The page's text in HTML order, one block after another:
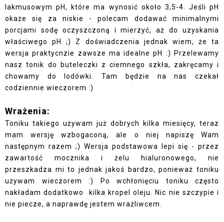
lakmusowym pH, które ma wynosić około 3,5-4. Jeśli pH
okaże się za niskie - polecam dodawać minimalnymi
porcjami sodę oczyszczoną i mierzyć, aż do uzyskania
właściwego pH ;) Z doświadczenia jednak wiem, że ta
wersja praktycnzie zawsze ma idealne pH :) Przelewamy
nasz tonik do buteleczki z ciemnego szkła, zakręcamy i
chowamy do lodówki. Tam będzie na nas czekał
codziennie wieczorem :)
Wrażenia:
Toniku takiego używam już dobrych kilka miesięcy, teraz
mam wersję wzbogaconą, ale o niej napiszę Wam
następnym razem ;) Wersja podstawowa lepi się - przez
zawartość mocznika i żelu hialuronowego, nie
przeszkadza mi to jednak jakoś bardzo, ponieważ toniku
używam wieczorem :) Po wchłonięciu toniku często
nakładam dodatkowo kilka kropel oleju. Nic nie szczypie i
nie piecze, a naprawdę jestem wrażliwcem.